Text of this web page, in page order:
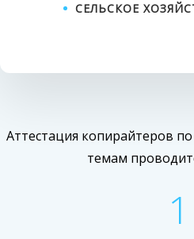
СЕЛЬСКОЕ
Аттестация копирайтеров
темам
1